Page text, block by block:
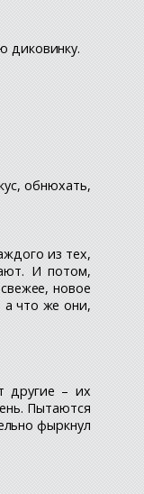
диковинку.
обнюхать,
из тех,
И потом,
новое
а что же они,
другие – их
Пытаются
фыркнул